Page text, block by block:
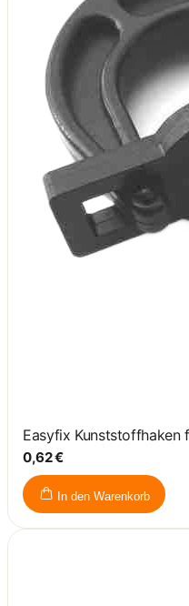
Easyfix Kunststoffhaken
0,62 €
In den Warenkorb